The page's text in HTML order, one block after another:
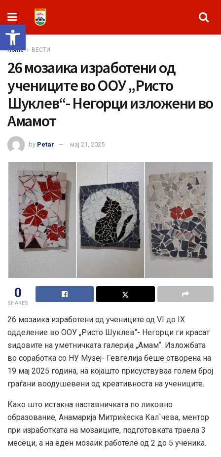
Open toolbar
Home ВЕСТИ
26 мозаика изработени од
учениците во ООУ „Ристо
Шуклев“- Негорци изложени во
Амамот
by Petar мај 21, 2025
0
SHARES
26 мозаика изработени од учениците од VI до IX
одделение во ООУ „Ристо Шуклев“- Негорци ги красат
ѕидовите на уметничката галерија „Амам“. Изложбата
во соработка со НУ Музеј- Гевгелија беше отворена на
19 мај 2025 година, на којашто присуствуваа голем број
граѓани воодушевени од креативноста на учениците.
Како што истакна наставничката по ликовно
образование, Анамарија Митриќеска Кал`чева, ментор
при изработката на мозаиците, подготовката траела 3
месеци, а на еден мозаик работеле од 2 до 5 ученика.